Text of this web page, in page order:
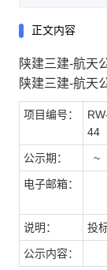
正文内容
陕建三建-航天
陕建三建-航天
项目编号：
44
公示期： ~
电子邮箱：
说明： 投
公示内容：